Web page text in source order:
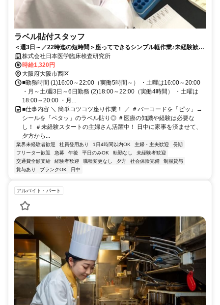
ラベル貼付スタッフ
＜週3日～／22時迄の短時間＞座ってできるシンプル軽作業♪未経験歓
迎、昇給賞与など待遇充実◎
株式会社日本医学臨床検査研究所
時給1,320円
大阪府大阪市西区
■勤務時間 (1)16:00～22:00（実働5時間～） ・土曜は16:00～20:00
・月～土/週3日～6日勤務 (2)18:00～22:00（実働4時間） ・土曜は
18:00～20:00 ・月...
■仕事内容 ＼ 簡単コツコツ座り作業！ ／ ＃バーコードを「ピッ」→
シールを「ペタッ」のラベル貼り◎ ＃医療の知識や経験は必要な
し！ ＃未経験スタートの主婦さん活躍中！ 日中に家事を済ませて、
夕方から...
業界未経験者歓迎 社員登用あり 1日4時間以内OK 主婦・主夫歓迎
長期
フリーター歓迎
急募 午後 平日のみOK 転勤なし
未経験者歓迎
交通費全額支給
経験者歓迎 職種変更なし 夕方 社会保険完備
制服貸与
賞与あり
ブランクOK 日中
アルバイト・パート